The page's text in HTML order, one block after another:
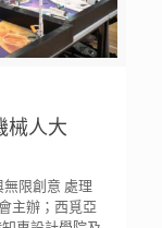
械人大
限創意 處理
主辦；西覓亞